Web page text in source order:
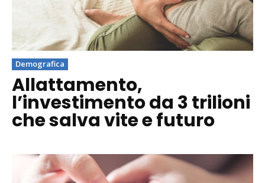
Demografica
Allattamento,
l’investimento da 3 trilioni
che salva vite e futuro